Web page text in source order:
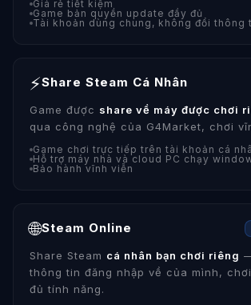
Giá rẻ tiết kiệm
Game bản quyền update đầy đủ
Tài khoản dùng chung, không đổi thông
⚡Share Steam Cá Nhân
Game được share về máy được chơi
qua công nghệ của G4Market, chơi
Game chơi trực tiếp trên tài khoản cá
Hỗ trợ máy nhà và cloud PC chạy
Bảo hành vĩnh viễn
🌐Steam Online
Share Steam cá nhân bạn chơi riêng
thông tin đăng nhập về của mình,
đủ tính năng.